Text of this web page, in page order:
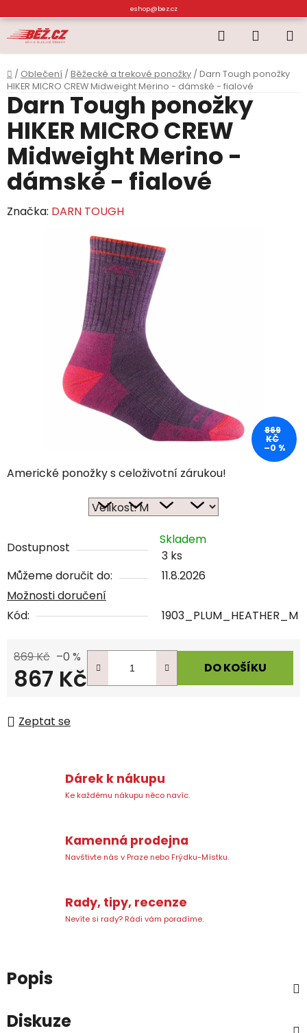
na
obsah
eshop@bez.cz
Hledat
KOŠÍK
Domů
/ Oblečení / Běžecké a trekové ponožky / Darn Tough ponožky
HIKER MICRO CREW Midweight Merino - dámské - fialové
Americké ponožky s celoživotní zárukou!
Dostupnost
Skladem
3 ks
Můžeme doručit do:
11.8.2026
Možnosti doručení
Kód:
1903_PLUM_HEATHER_M
869 Kč –0 %
867 Kč DO KOŠÍKU
Zeptat se
Darn Tough ponožky
HIKER MICRO CREW
Midweight Merino -
dámské - fialové
Značka: DARN TOUGH
869
KČ
–0 %
Dárek k nákupu
Ke každému nákupu něco navíc.
Kamenná prodejna
Navštivte nás v Praze nebo Frýdku-Místku.
Rady, tipy, recenze
Nevíte si rady? Rádi vám poradíme.
Popis
Diskuze